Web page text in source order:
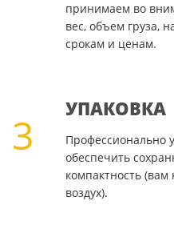
принимаем во
вес, объем груза,
срокам и ценам.
3
УПАКОВКА
Профессионально
обеспечить
компактность (вам
воздух).